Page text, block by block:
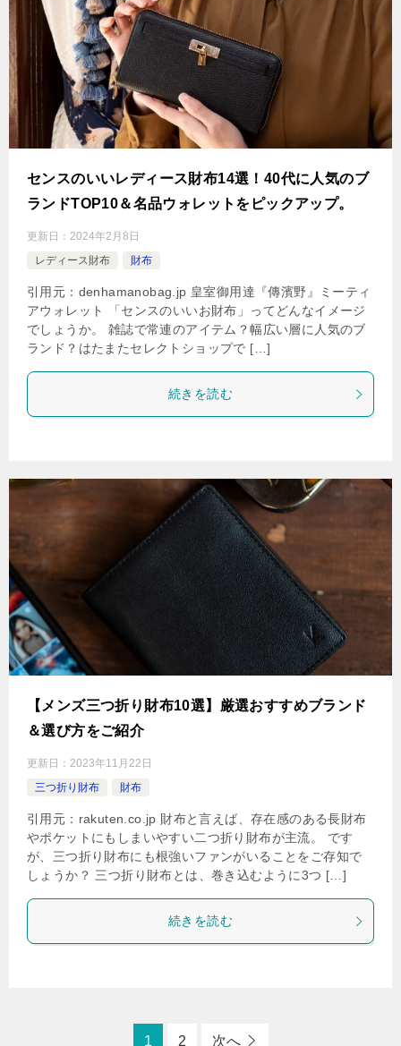
センスのいいレディース財布14選！40代に人気のブ
ランドTOP10＆名品ウォレットをピックアップ。
更新日： 2024年2月8日
レディース財布
財布
引用元：denhamanobag.jp 皇室御用達『傳濱野』ミーティ
アウォレット 「センスのいいお財布」ってどんなイメージ
でしょうか。 雑誌で常連のアイテム？幅広い層に人気のブ
ランド？はたまたセレクトショップで […]
続きを読む
【メンズ三つ折り財布10選】厳選おすすめブランド
＆選び方をご紹介
更新日： 2023年11月22日
三つ折り財布
財布
引用元：rakuten.co.jp 財布と言えば、存在感のある長財布
やポケットにもしまいやすい二つ折り財布が主流。 です
が、三つ折り財布にも根強いファンがいることをご存知で
しょうか？ 三つ折り財布とは、巻き込むように3つ […]
続きを読む
1 2 次へ